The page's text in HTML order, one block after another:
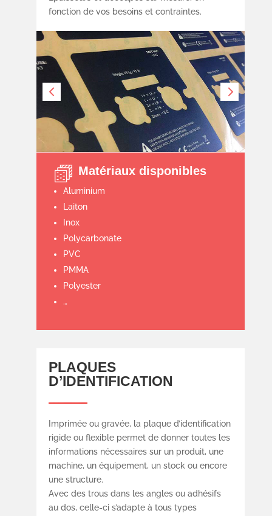
fonction de vos besoins et contraintes.
Matériaux disponibles
Aluminium
Laiton
Inox
Polycarbonate
PVC
PMMA
Polyester
…
PLAQUES
D’IDENTIFICATION
Imprimée ou gravée, la plaque d’identification
rigide ou flexible permet de donner toutes les
informations nécessaires sur un produit, une
machine, un équipement, un stock ou encore
une structure.
Avec des trous dans les angles ou adhésifs
au dos, celle-ci s’adapte à tous types